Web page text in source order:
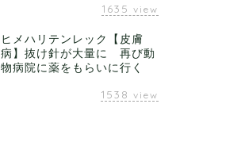
1635 view
ヒメハリテンレック【皮膚
病】抜け針が大量に 再び動
物病院に薬をもらいに行く
1538 view